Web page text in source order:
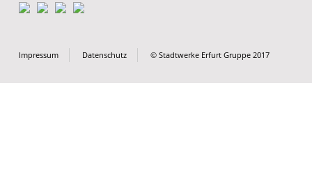
Impressum Datenschutz © Stadtwerke Erfurt Gruppe 2017